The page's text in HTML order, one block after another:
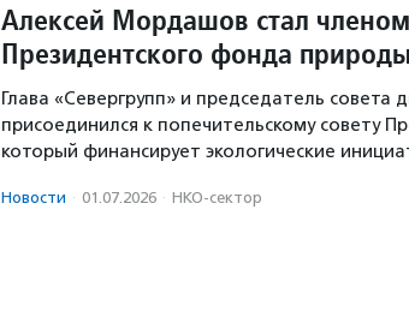
Алексей Мордашов стал членом
Президентского фонда природы
Глава «Севергрупп» и председатель совета
присоединился к попечительскому совету
который финансирует экологические
Новости · 01.07.2026 · НКО-сектор